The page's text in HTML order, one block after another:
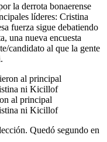
la derrota bonaerense
líderes: Cristina
fuerza sigue debatiendo
una nueva encuesta
candidato al que la gente
al principal
ni Kicillof
Quedó segundo en